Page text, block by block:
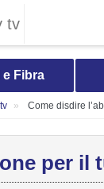
tv
Fibra
Come disdire
per il